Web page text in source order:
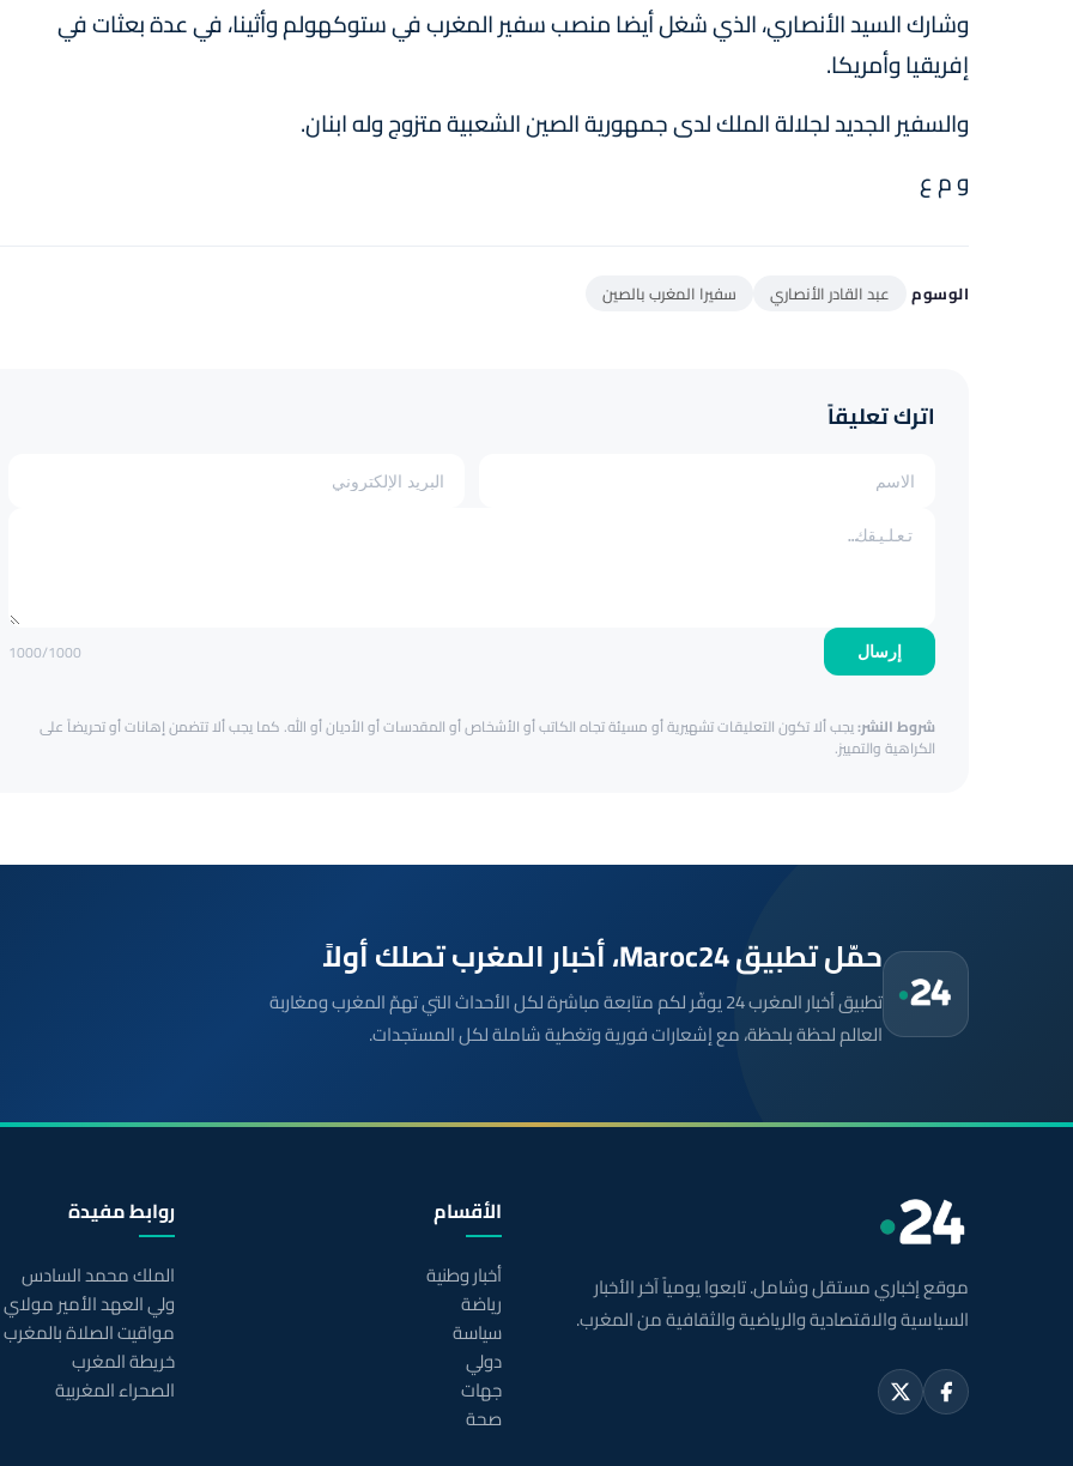
وشارك السيد الأنصاري، الذي شغل أيضا منصب سفير المغرب في ستوكهولم وأثينا، في عدة بعثات في
إفريقيا وأمريكا.
والسفير الجديد لجلالة الملك لدى جمهورية الصين الشعبية متزوج وله ابنان.
و م ع
الوسوم عبد القادر الأنصاري سفيرا المغرب بالصين
اترك تعليقاً
إرسال 1000/1000
شروط النشر:يجب ألا تكون التعليقات تشهيرية أو مسيئة تجاه الكاتب أو الأشخاص أو المقدسات أو الأديان أو الله. كما يجب ألا تتضمن إهانات أو تحريضاً على
الكراهية والتمييز.
حمّل تطبيق Maroc24، أخبار المغرب تصلك أولاً
تطبيق أخبار المغرب 24 يوفّر لكم متابعة مباشرة لكل الأحداث التي تهمّ المغرب ومغاربة
العالم لحظة بلحظة، مع إشعارات فورية وتغطية شاملة لكل المستجدات.
موقع إخباري مستقل وشامل. تابعوا يومياً آخر الأخبار
السياسية والاقتصادية والرياضية والثقافية من المغرب.
الأقسام
أخبار وطنية
رياضة
سياسة
دولي
جهات
صحة
روابط مفيدة
الملك محمد السادس
ولي العهد الأمير
مواقيت الصلاة بالمغرب
خريطة المغرب
الصحراء المغربية